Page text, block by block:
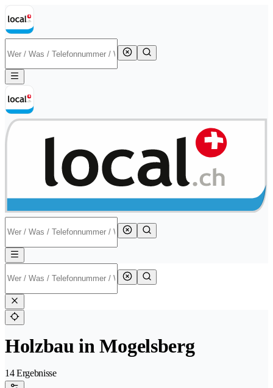
Holzbau in Mogelsberg
14 Ergebnisse